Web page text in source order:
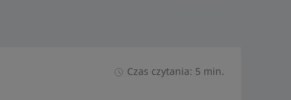
Czas czytania: 5 min.